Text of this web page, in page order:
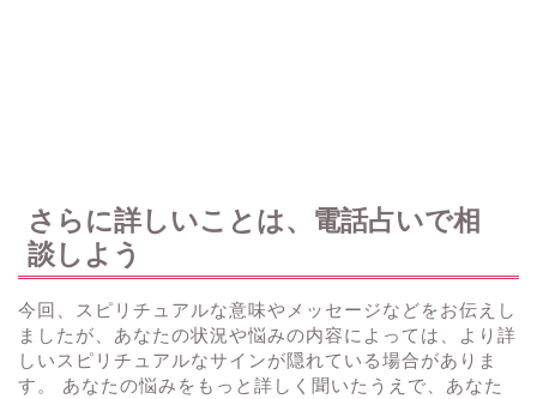
さらに詳しいことは、電話占いで相
談しよう
今回、スピリチュアルな意味やメッセージなどをお伝えし
ましたが、あなたの状況や悩みの内容によっては、より詳
しいスピリチュアルなサインが隠れている場合がありま
す。 あなたの悩みをもっと詳しく聞いたうえで、あなた